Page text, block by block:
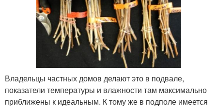
Владельцы частных домов делают это в подвале,
показатели температуры и влажности там максимально
приближены к идеальным. К тому же в подполе имеется